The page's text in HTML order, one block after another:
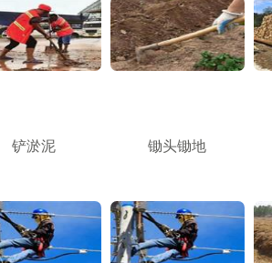
铲淤泥 锄头锄地